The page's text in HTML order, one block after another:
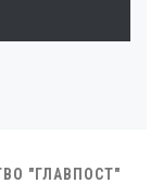
"ГЛАВПОСТ"